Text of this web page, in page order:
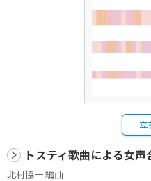
立
トスティ歌曲による女声
北村協一 編曲